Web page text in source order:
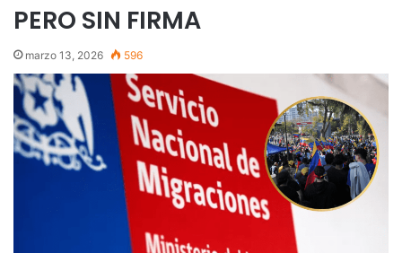
PERO SIN FIRMA
marzo 13, 2026 596